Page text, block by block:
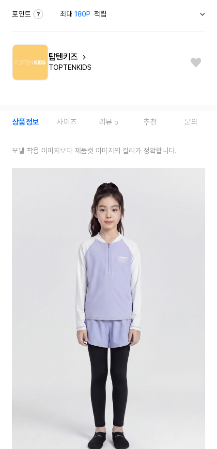
포인트 최대180P 적립
탑텐키즈
TOPTENKIDS
상품정보 사이즈 리뷰 0 추천 문의
모델 착용 이미지보다 제품컷 이미지의 컬러가 정확합니다.